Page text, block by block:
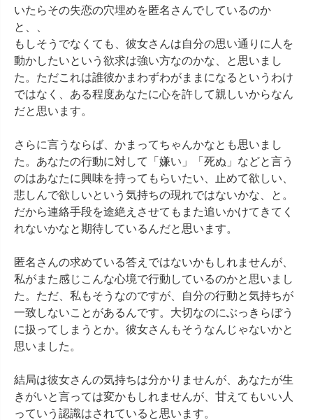
いたらその失恋の穴埋めを匿名さんでしているのか
と、、
もしそうでなくても、彼女さんは自分の思い通りに人を
動かしたいという欲求は強い方なのかな、と思いまし
た。ただこれは誰彼かまわずわがままになるというわけ
ではなく、ある程度あなたに心を許して親しいからなん
だと思います。
さらに言うならば、かまってちゃんかなとも思いまし
た。あなたの行動に対して「嫌い」「死ぬ」などと言う
のはあなたに興味を持ってもらいたい、止めて欲しい、
悲しんで欲しいという気持ちの現れではないかな、と。
だから連絡手段を途絶えさせてもまた追いかけてきてく
れないかなと期待しているんだと思います。
匿名さんの求めている答えではないかもしれませんが、
私がまた感じこんな心境で行動しているのかと思いまし
た。ただ、私もそうなのですが、自分の行動と気持ちが
一致しないことがあるんです。大切なのにぶっきらぼう
に扱ってしまうとか。彼女さんもそうなんじゃないかと
思いました。
結局は彼女さんの気持ちは分かりませんが、あなたが生
きがいと言っては変かもしれませんが、甘えてもいい人
っていう認識はされていると思います。